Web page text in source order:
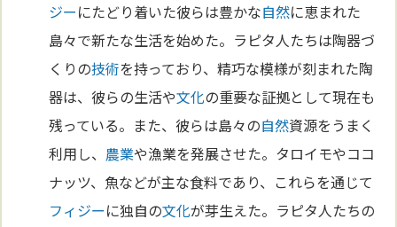
ジーにたどり着いた彼らは豊かな自然に恵まれた
島々で新たな生活を始めた。ラピタ人たちは陶器づ
くりの技術を持っており、精巧な模様が刻まれた陶
器は、彼らの生活や文化の重要な証拠として現在も
残っている。また、彼らは島々の自然資源をうまく
利用し、 農業や漁業を発展させた。タロイモやココ
ナッツ、魚などが主な食料であり、これらを通じて
フィジーに独自の文化が芽生えた。ラピタ人たちの